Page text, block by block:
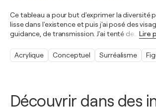
Découvrir dans des
Ce tableau a pour but d'exprimer la diversité
lisse dans l'existence et puis j'ai posé des
guidance, de transmission. J'ai tenté de
Lire
Acrylique Conceptuel Surréalisme